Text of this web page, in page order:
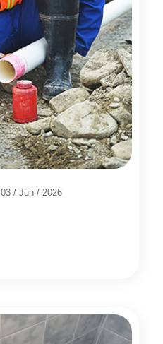
03 / Jun / 2026